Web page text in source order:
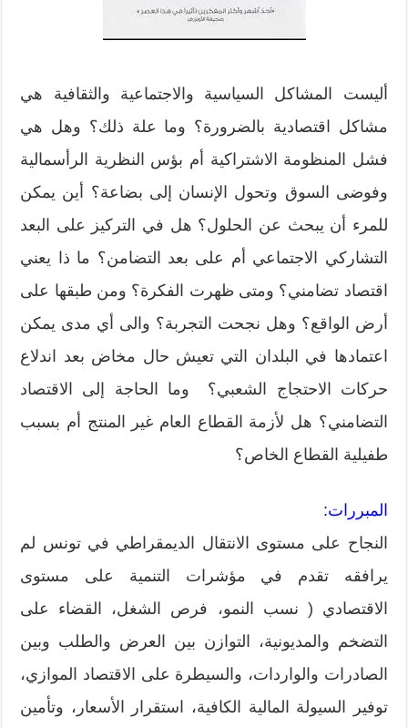
أليست المشاكل السياسية والاجتماعية والثقافية هي
مشاكل اقتصادية بالضرورة؟ وما علة ذلك؟ وهل هي
فشل المنظومة الاشتراكية أم بؤس النظرية الرأسمالية
وفوضى السوق وتحول الإنسان إلى بضاعة؟ أين يمكن
للمرء أن يبحث عن الحلول؟ هل في التركيز على البعد
التشاركي الاجتماعي أم على بعد التضامن؟ ما ذا يعني
اقتصاد تضامني؟ ومتى ظهرت الفكرة؟ ومن طبقها على
أرض الواقع؟ وهل نجحت التجربة؟ والى أي مدى يمكن
اعتمادها في البلدان التي تعيش حال مخاض بعد اندلاع
حركات الاحتجاج الشعبي؟ وما الحاجة إلى الاقتصاد
التضامني؟ هل لأزمة القطاع العام غير المنتج أم بسبب
طفيلية القطاع الخاص؟
المبررات:
النجاح على مستوى الانتقال الديمقراطي في تونس لم
يرافقه تقدم في مؤشرات التنمية على مستوى
الاقتصادي ( نسب النمو، فرص الشغل، القضاء على
التضخم والمديونية، التوازن بين العرض والطلب وبين
الصادرات والواردات، والسيطرة على الاقتصاد الموازي،
توفير السيولة المالية الكافية، استقرار الأسعار، وتأمين